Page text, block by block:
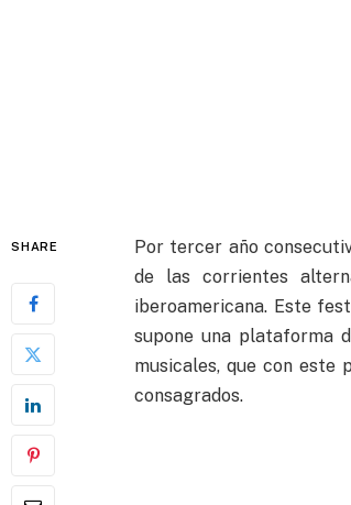
SHARE
Por tercer año
de las corrientes
iberoamericana. Este
supone una plataforma
musicales, que con
consagrados.